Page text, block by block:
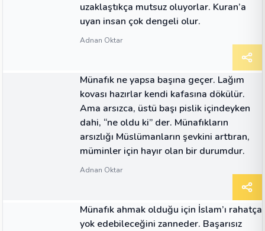
uzaklaştıkça mutsuz oluyorlar. Kuran’a
uyan insan çok dengeli olur.
Adnan Oktar
Münafık ne yapsa başına geçer. Lağım
kovası hazırlar kendi kafasına dökülür.
Ama arsızca, üstü başı pislik içindeyken
dahi, “ne oldu ki” der. Münafıkların
arsızlığı Müslümanların şevkini arttıran,
müminler için hayır olan bir durumdur.
Adnan Oktar
Münafık ahmak olduğu için İslam’ı rahatça
yok edebileceğini zanneder. Başarısız